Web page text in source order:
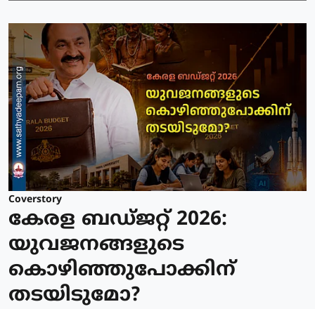
Coverstory
കേരള ബഡ്ജറ്റ് 2026:
യുവജനങ്ങളുടെ
കൊഴിഞ്ഞുപോക്കിന്
തടയിടുമോ?